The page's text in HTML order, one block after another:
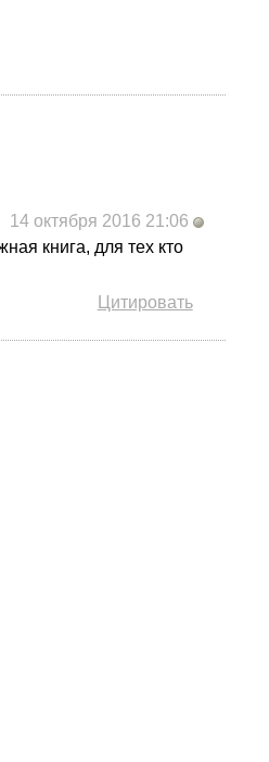
14 октября 2016 21:06
книга, для тех кто
Цитировать